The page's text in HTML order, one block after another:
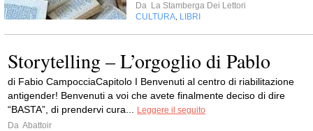
Da La Stamberga Dei Lettori
CULTURA LIBRI
Storytelling – L’orgoglio di Pablo
di Fabio CampocciaCapitolo I Benvenuti al centro di riabilitazione
antigender! Benvenuti a voi che avete finalmente deciso di dire
“BASTA”, di prendervi cura...
Leggere il seguito
Da Abattoir